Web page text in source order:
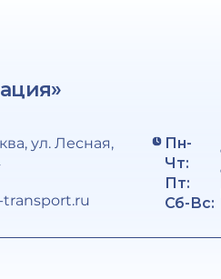
ул. Лесная,
Пн-
Чт:
Пт:
Сб-Вс: